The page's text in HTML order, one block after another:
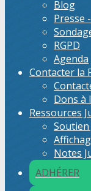
Blog
Presse
RGPD
Agenda
Contacter la
Dons à
Ressources
Notes
ADHÉRER